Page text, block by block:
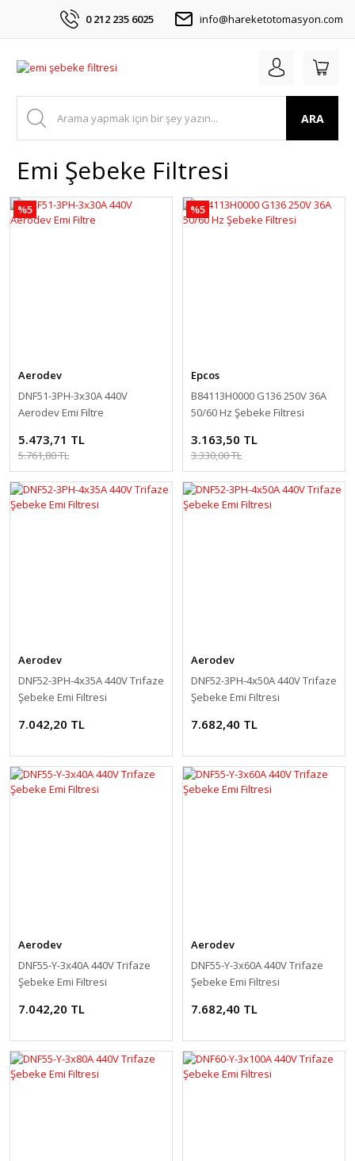
0 212 235 6025 info@hareketotomasyon.com
ARA
Emi Şebeke Filtresi
%5
Aerodev
DNF51-3PH-3x30A 440V
Aerodev Emi Filtre
5.473,71 TL
5.761,80 TL
%5
Epcos
B84113H0000 G136 250V 36A
50/60 Hz Şebeke Filtresi
3.163,50 TL
3.330,00 TL
Aerodev
DNF52-3PH-4x35A 440V Trifaze
Şebeke Emi Filtresi
7.042,20 TL
Aerodev
DNF52-3PH-4x50A 440V Trifaze
Şebeke Emi Filtresi
7.682,40 TL
Aerodev
DNF55-Y-3x40A 440V Trifaze
Şebeke Emi Filtresi
7.042,20 TL
Aerodev
DNF55-Y-3x60A 440V Trifaze
Şebeke Emi Filtresi
7.682,40 TL